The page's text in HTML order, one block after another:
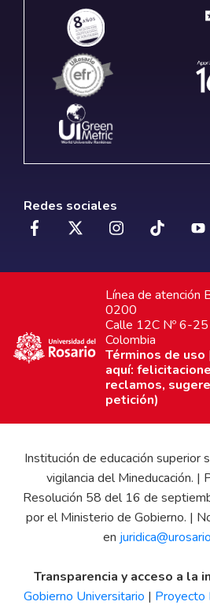
Redes sociales
Línea de atención
0200
Calle 12C Nº 6-
Colombia
Términos de uso |
aquí:
reclamos,
petición)
Institución de educación superior
vigilancia del Mineducación. |
Resolución 58 del 16 de
por el Ministerio de Gobierno. |
en
Transparencia y acceso a la
Gobierno Universitario | Proyecto